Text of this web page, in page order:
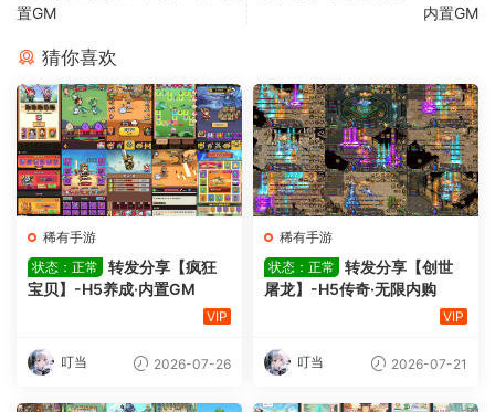
置GM
内置GM
猜你喜欢
稀有手游
状态：正常
转发分享【疯狂
宝贝】-H5养成·内置GM
VIP
叮当 2026-07-26
稀有手游
状态：正常
转发分享【创世
屠龙】-H5传奇·无限内购
VIP
叮当 2026-07-21